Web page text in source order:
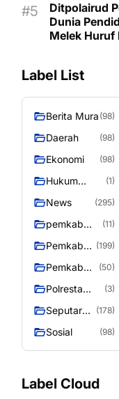
Ditpolairud
Dunia
Melek Huruf
Label List
Berita Mura (98)
Daerah (98)
Ekonomi (98)
Hukum
(1)
News (295)
pemkab
raya
(11)
Pemkab
raya
(199)
Pemkab
Raya 4
(50)
Polresta
Raya
(3)
Seputar
Murung
Raya
(178)
Sosial (98)
Label Cloud